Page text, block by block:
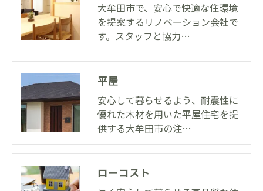
大牟田市で、安心で快適な住環境
を提案するリノベーション会社で
す。スタッフと協力…
平屋
安心して暮らせるよう、耐震性に
優れた木材を用いた平屋住宅を提
供する大牟田市の注…
ローコスト